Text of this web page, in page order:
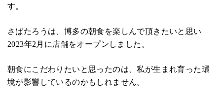
す。
さばたろうは、博多の朝食を楽しんで頂きたいと思い
2023年2月に店舗をオープンしました。
朝食にこだわりたいと思ったのは、私が生まれ育った環
境が影響しているのかもしれません。